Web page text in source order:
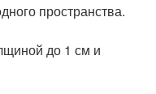
пространства.
до 1 см и